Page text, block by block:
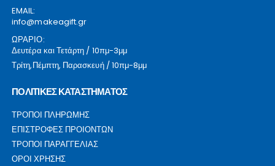
EMAIL:
info@makeagift.gr
ΩΡΑΡΙΟ:
Δευτέρα και Τετάρτη / 10πμ-3μμ
Τρίτη,Πέμπτη, Παρασκευή / 10πμ-8μμ
ΠΟΛΙΤΙΚΕΣ ΚΑΤΑΣΤΗΜΑΤΟΣ
ΤΡΟΠΟΙ ΠΛΗΡΩΜΗΣ
ΕΠΙΣΤΡΟΦΕΣ ΠΡΟΙΟΝΤΩΝ
ΤΡΟΠΟΙ ΠΑΡΑΓΓΕΛΙΑΣ
ΟΡΟΙ ΧΡΗΣΗΣ